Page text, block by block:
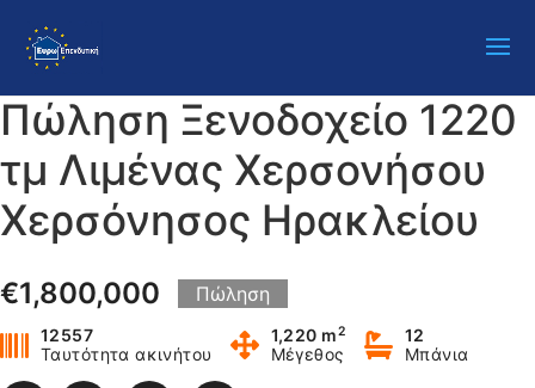
Πώληση Ξενοδοχείο 1220
τμ Λιμένας Χερσονήσου
Χερσόνησος Ηρακλείου
€1,800,000 Πώληση
12557
Ταυτότητα ακινήτου
1,220 m2
Μέγεθος
12
Μπάνια